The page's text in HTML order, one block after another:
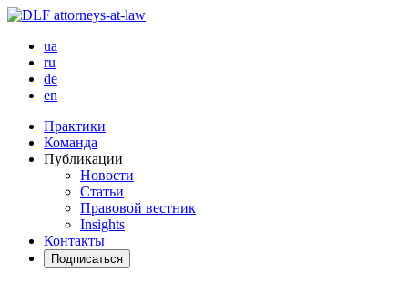
ua
ru
de
en
Практики
Команда
Публикации
Новости
Статьи
Правовой вестник
Insights
Контакты
Подписаться